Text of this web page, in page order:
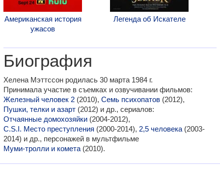
Американская история
ужасов
Легенда об Искателе
Биография
Хелена Мэттссон родилась 30 марта 1984 г.
Принимала участие в съемках и озвучивании фильмов:
Железный человек 2 (2010), Семь психопатов (2012),
Пушки, телки и азарт (2012) и др., сериалов:
Отчаянные домохозяйки (2004-2012),
C.S.I. Место преступления (2000-2014), 2,5 человека (2003-
2014) и др., персонажей в мультфильме
Муми-тролли и комета (2010).